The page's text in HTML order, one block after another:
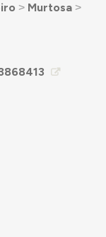
˃ Murtosa˃